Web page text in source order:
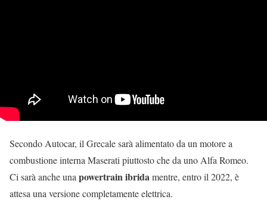
Secondo Autocar, il Grecale sarà alimentato da un motore a
combustione interna Maserati piuttosto che da uno Alfa Romeo.
Ci sarà anche una powertrain ibridamentre, entro il 2022, è
attesa una versione completamente elettrica.